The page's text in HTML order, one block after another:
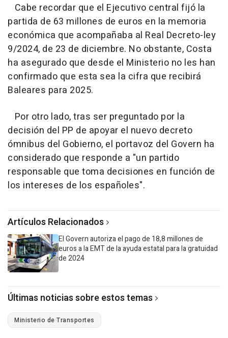
Cabe recordar que el Ejecutivo central fijó la
partida de 63 millones de euros en la memoria
económica que acompañaba al Real Decreto-ley
9/2024, de 23 de diciembre. No obstante, Costa
ha asegurado que desde el Ministerio no les han
confirmado que esta sea la cifra que recibirá
Baleares para 2025.
Por otro lado, tras ser preguntado por la
decisión del PP de apoyar el nuevo decreto
ómnibus del Gobierno, el portavoz del Govern ha
considerado que responde a "un partido
responsable que toma decisiones en función de
los intereses de los españoles".
Artículos Relacionados
El Govern autoriza el pago de 18,8 millones de
euros a la EMT de la ayuda estatal para la gratuidad
de 2024
Últimas noticias sobre estos temas
Ministerio de Transportes